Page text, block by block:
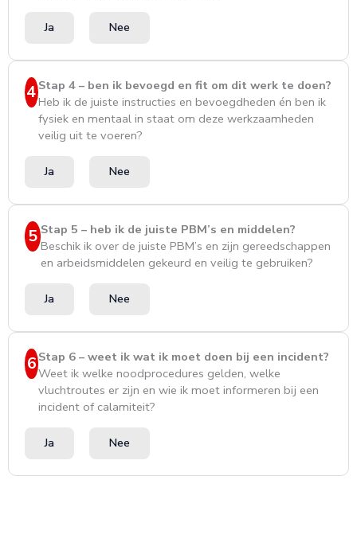
Ja Nee
4Stap 4 – ben ik bevoegd en fit om dit werk te doen?
Heb ik de juiste instructies en bevoegdheden én ben ik
fysiek en mentaal in staat om deze werkzaamheden
veilig uit te voeren?
Ja Nee
5Stap 5 – heb ik de juiste PBM’s en middelen?
Beschik ik over de juiste PBM’s en zijn gereedschappen
en arbeidsmiddelen gekeurd en veilig te gebruiken?
Ja Nee
6 Stap 6 – weet ik wat ik moet doen bij een incident?
Weet ik welke noodprocedures gelden, welke
vluchtroutes er zijn en wie ik moet informeren bij een
incident of calamiteit?
Ja Nee